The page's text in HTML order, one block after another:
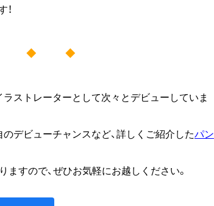
◆ ◆
ラストレーターとして次々とデビューしていま
デビューチャンスなど、詳しくご紹介したパン
ますので、ぜひお気軽にお越しください。